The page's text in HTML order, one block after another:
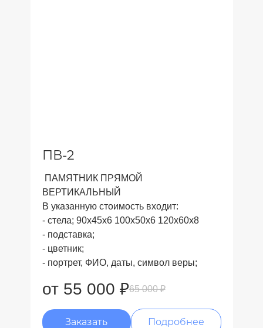
ПВ-2
ПАМЯТНИК ПРЯМОЙ
ВЕРТИКАЛЬНЫЙ
В указанную стоимость входит:
- стела; 90x45x6 100x50x6 120x60x8
- подставка;
- цветник;
- портрет, ФИО, даты, символ веры;
от 55 000 ₽65 000 ₽
Заказать Подробнее